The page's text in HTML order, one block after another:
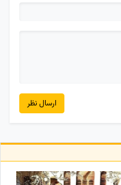
ارسال نظر